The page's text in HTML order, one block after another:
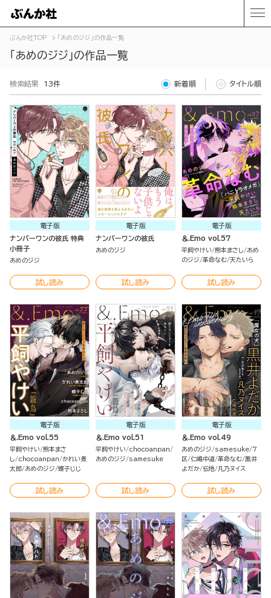
ぶんか社TOP 「あめのジジ」の作品一覧
「あめのジジ」の作品一覧
検索結果 13件 新着順 タイトル順
電子版
ナンバーワンの彼氏 特典
小冊子
あめのジジ
試し読み
電子版
ナンバーワンの彼氏
あめのジジ
試し読み
電子版
＆.Emo vol.57
平飼やけい 熊本まさし
あめ
のジジ 革命なむ 天たいら
試し読み
電子版
＆.Emo vol.55
平飼やけい 熊本まさ
し
chocoanpan
かれい煮
太郎 あめのジジ 螺子じじ
試し読み
電子版
＆.Emo vol.51
平飼やけい
chocoanpan
あめのジジ
samesuke
試し読み
電子版
＆.Emo vol.49
あめのジジ samesuke 7
区 仁嶋中道 革命なむ 黒井
よだか 伝地 凡乃ヌイス
試し読み